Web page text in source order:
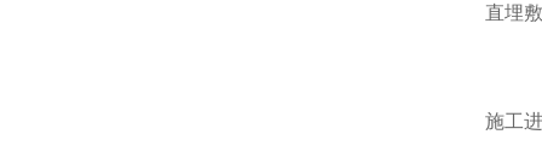
直埋
施工